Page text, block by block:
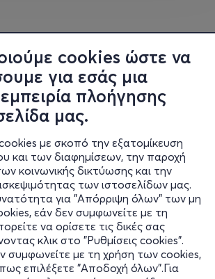
cookies ώστε να
για εσάς μια
πλοήγησης
μας.
με σκοπό την εξατομίκευση
και των διαφημίσεων, την παροχή
κοινωνικής δικτύωσης και την
των ιστοσελίδων μας.
για "Απόρριψη όλων" των μη
εάν δεν συμφωνείτε με τη
να ορίσετε τις δικές σας
κλικ στο "Ρυθμίσεις cookies".
συμφωνείτε με τη χρήση των cookies,
επιλέξετε "Αποδοχή όλων".Για